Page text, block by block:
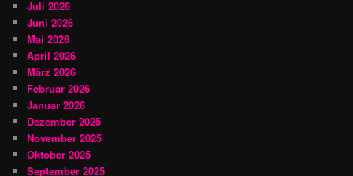
Juli 2026
Juni 2026
Mai 2026
April 2026
März 2026
Februar 2026
Januar 2026
Dezember 2025
November 2025
Oktober 2025
September 2025